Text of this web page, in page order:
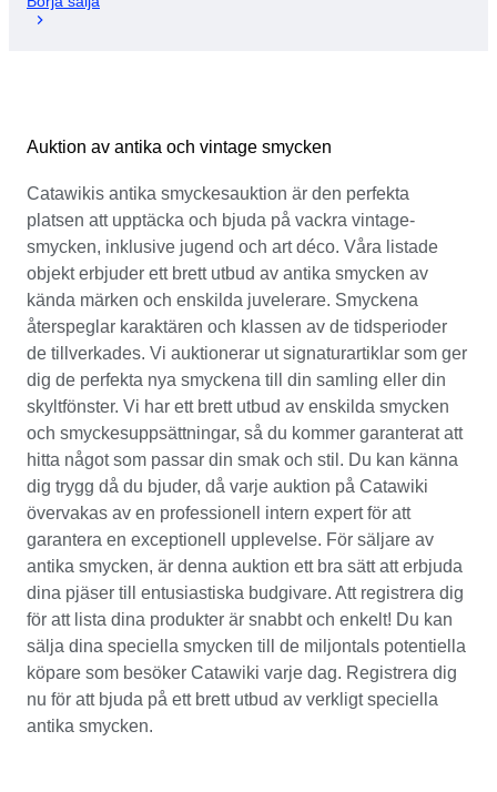
Auktion av antika och vintage smycken
Catawikis antika smyckesauktion är den perfekta
platsen att upptäcka och bjuda på vackra vintage-
smycken, inklusive jugend och art déco. Våra listade
objekt erbjuder ett brett utbud av antika smycken av
kända märken och enskilda juvelerare. Smyckena
återspeglar karaktären och klassen av de tidsperioder
de tillverkades. Vi auktionerar ut signaturartiklar som ger
dig de perfekta nya smyckena till din samling eller din
skyltfönster. Vi har ett brett utbud av enskilda smycken
och smyckesuppsättningar, så du kommer garanterat att
hitta något som passar din smak och stil. Du kan känna
dig trygg då du bjuder, då varje auktion på Catawiki
övervakas av en professionell intern expert för att
garantera en exceptionell upplevelse. För säljare av
antika smycken, är denna auktion ett bra sätt att erbjuda
dina pjäser till entusiastiska budgivare. Att registrera dig
för att lista dina produkter är snabbt och enkelt! Du kan
sälja dina speciella smycken till de miljontals potentiella
köpare som besöker Catawiki varje dag. Registrera dig
nu för att bjuda på ett brett utbud av verkligt speciella
antika smycken.